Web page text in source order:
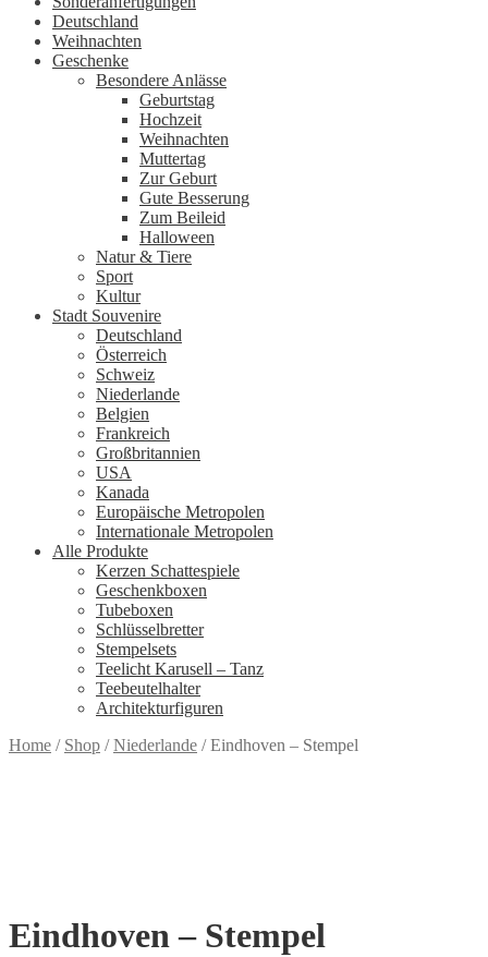
Deutschland
Weihnachten
Geschenke
Besondere Anlässe
Geburtstag
Hochzeit
Weihnachten
Muttertag
Zur Geburt
Gute Besserung
Zum Beileid
Halloween
Natur & Tiere
Sport
Kultur
Stadt Souvenire
Deutschland
Österreich
Schweiz
Niederlande
Belgien
Frankreich
Großbritannien
USA
Kanada
Europäische Metropolen
Internationale Metropolen
Alle Produkte
Kerzen Schattespiele
Geschenkboxen
Tubeboxen
Schlüsselbretter
Stempelsets
Teelicht Karusell – Tanz
Teebeutelhalter
Architekturfiguren
Home / Shop /Niederlande /Eindhoven – Stempel
Eindhoven – Stempel